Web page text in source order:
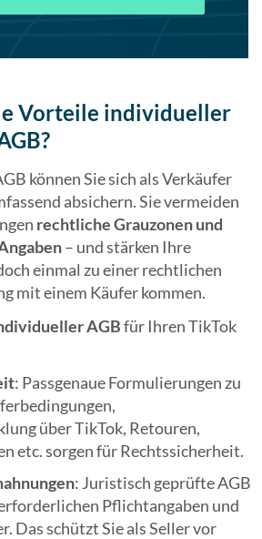
Vorteile individueller
können Sie sich als Verkäufer
absichern. Sie vermeiden
rechtliche Grauzonen und
– und stärken Ihre
einmal zu einer rechtlichen
mit einem Käufer kommen.
AGBfür Ihren TikTok
: Passgenaue Formulierungen zu
über TikTok, Retouren,
etc. sorgen für Rechtssicherheit.
: Juristisch geprüfte AGB
Pflichtangaben und
Das schützt Sie als Seller vor